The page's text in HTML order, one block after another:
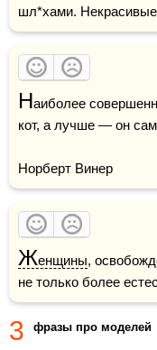
шл*хами.
Наиболее
кот, а лучше — он
Норберт Винер
Женщины,
не только более
3 фразы про моделей